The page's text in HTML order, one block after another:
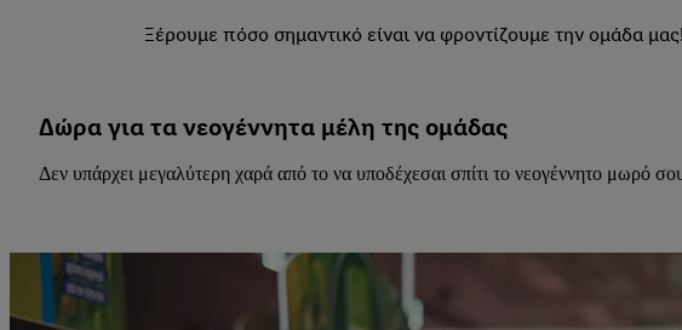
Ξέρουμε πόσο σημαντικό είναι να φροντίζουμε την ομάδα
Δώρα για τα νεογέννητα μέλη της ομάδας
Δεν υπάρχει μεγαλύτερη χαρά από το να υποδέχεσαι σπίτι το νεογέννητο μωρό